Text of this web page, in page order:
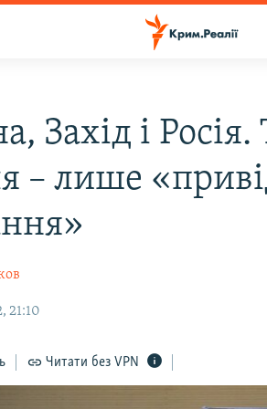
Захід і
– лише
21:10
Читати без VPN